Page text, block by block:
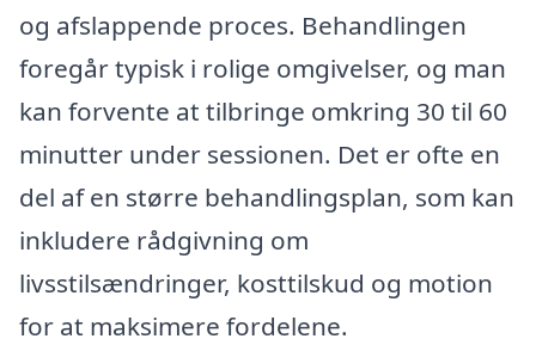
og afslappende proces. Behandlingen
foregår typisk i rolige omgivelser, og man
kan forvente at tilbringe omkring 30 til 60
minutter under sessionen. Det er ofte en
del af en større behandlingsplan, som kan
inkludere rådgivning om
livsstilsændringer, kosttilskud og motion
for at maksimere fordelene.